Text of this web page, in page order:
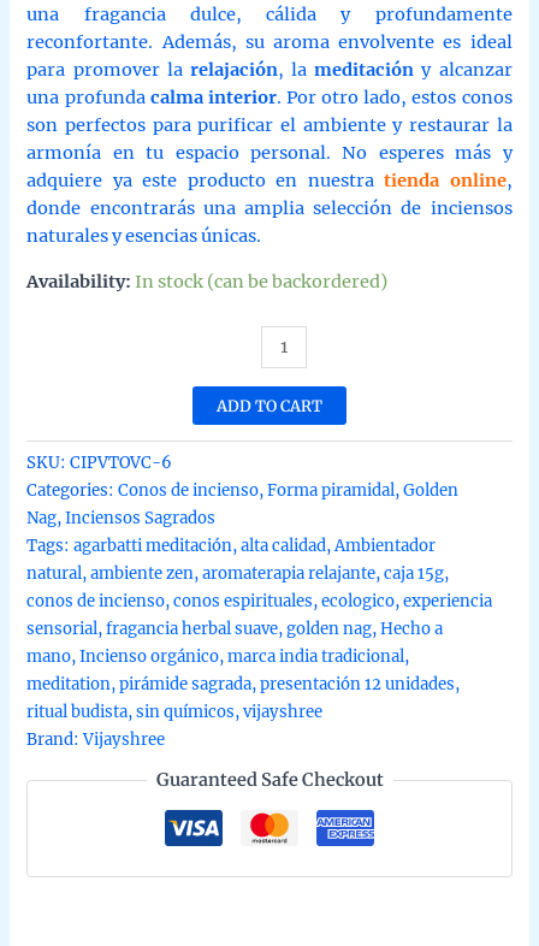
una fragancia dulce, cálida y profundamente
reconfortante. Además, su aroma envolvente es ideal
para promover la relajación, lameditación y alcanzar
una profunda calma interior. Por otro lado, estos conos
son perfectos para purificar el ambiente y restaurar la
armonía en tu espacio personal. No esperes más y
adquiere ya este producto en nuestratienda online,
donde encontrarás una amplia selección de inciensos
naturales y esencias únicas.
Availability: In stock (can be backordered)
incienso
Piramidal
de
tradicionales
y
organicos
la
Golden
Nag
en
caja
de
ADD TO CART
SKU:CIPVTOVC-6
Categories:Conos de incienso,Forma piramidal,Golden
Nag,Inciensos Sagrados
Tags:agarbatti meditación,alta calidad,Ambientador
natural,ambiente zen,aromaterapia relajante,caja 15g,
conos de incienso,conos espirituales,ecologico,experiencia
sensorial,fragancia herbal suave,golden nag,Hecho a
mano,Incienso orgánico,marca india tradicional,
meditation,pirámide sagrada,presentación 12 unidades,
ritual budista,sin químicos,vijayshree
Brand:Vijayshree
Guaranteed Safe Checkout